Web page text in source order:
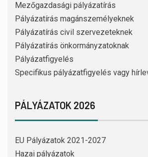
Mezőgazdasági pályázatírás
Pályázatírás magánszemélyeknek
Pályázatírás civil szervezeteknek
Pályázatírás önkormányzatoknak
Pályázatfigyelés
Specifikus pályázatfigyelés vagy
PÁLYÁZATOK 2026
EU Pályázatok 2021-2027
Hazai pályázatok